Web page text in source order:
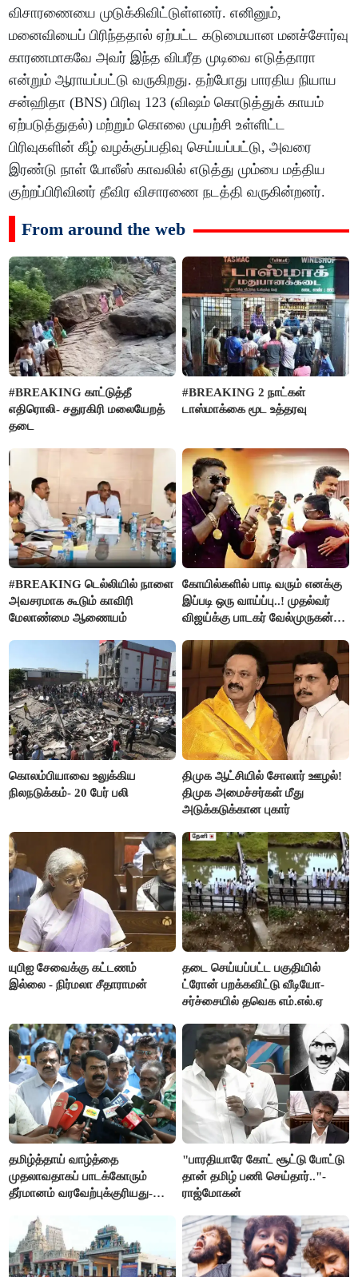
விசாரணையை முடுக்கிவிட்டுள்ளனர். எனினும்,
மனைவியைப் பிரிந்ததால் ஏற்பட்ட கடுமையான மனச்சோர்வு
காரணமாகவே அவர் இந்த விபரீத முடிவை எடுத்தாரா
என்றும் ஆராயப்பட்டு வருகிறது. தற்போது பாரதிய நியாய
சன்ஹிதா (BNS) பிரிவு 123 (விஷம் கொடுத்துக் காயம்
ஏற்படுத்துதல்) மற்றும் கொலை முயற்சி உள்ளிட்ட
பிரிவுகளின் கீழ் வழக்குப்பதிவு செய்யப்பட்டு, அவரை
இரண்டு நாள் போலீஸ் காவலில் எடுத்து மும்பை மத்திய
குற்றப்பிரிவினர் தீவிர விசாரணை நடத்தி வருகின்றனர்.
From around the web
#BREAKING காட்டுத்தீ
எதிரொலி- சதுரகிரி மலையேறத்
தடை
#BREAKING 2 நாட்கள்
டாஸ்மாக்கை மூட உத்தரவு
#BREAKING டெல்லியில் நாளை
அவசரமாக கூடும் காவிரி
மேலாண்மை ஆணையம்
கோயில்களில் பாடி வரும் எனக்கு
இப்படி ஒரு வாய்ப்பு..! முதல்வர்
விஜய்க்கு பாடகர் வேல்முருகன்
கொலம்பியாவை உலுக்கிய
நிலநடுக்கம்- 20 பேர் பலி
திமுக ஆட்சியில் சோலார் ஊழல்!
திமுக அமைச்சர்கள் மீது
அடுக்கடுக்கான புகார்
யுபிஐ சேவைக்கு கட்டணம்
இல்லை - நிர்மலா சீதாராமன்
தடை செய்யப்பட்ட பகுதியில்
ட்ரோன் பறக்கவிட்டு வீடியோ-
சர்ச்சையில் தவெக எம்.எல்.ஏ
தமிழ்த்தாய் வாழ்த்தை
முதலாவதாகப் பாடக்கோரும்
தீர்மானம் வரவேற்புக்குரியது-
"பாரதியாரே கோட் சூட்டு போட்டு
தான் தமிழ் பணி செய்தார்.."-
ராஜ்மோகன்